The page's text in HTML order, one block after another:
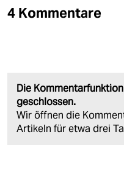
4 Kommentare
Die
geschlossen.
Wir öffnen die
Artikeln für etwa drei